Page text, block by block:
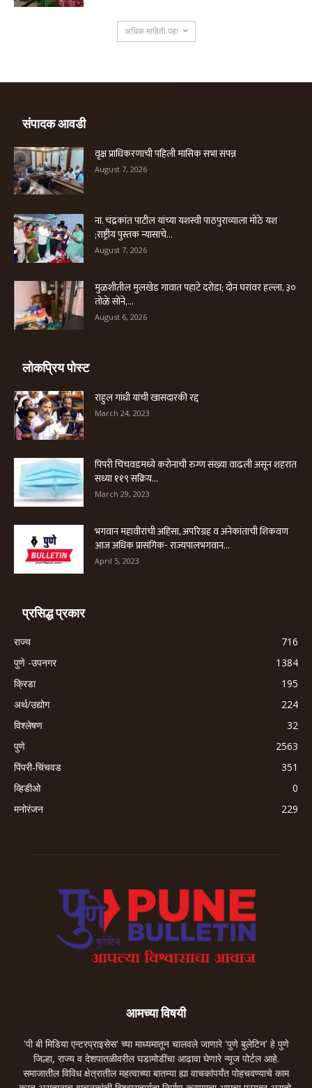
अधिक माहिती पहा
संपादक आवडी
वृक्ष प्राधिकरणाची पहिली मासिक सभा संपन्न
August 7, 2026
ना. चंद्रकांत पाटील यांच्या यशस्वी पाठपुराव्याला मोठे यश
;राष्ट्रीय पुस्तक न्यासाचे...
August 7, 2026
मुळशीतील मुलखेड गावात पहाटे दरोडा; दोन घरांवर हल्ला, ३०
तोळे सोने,...
August 6, 2026
लोकप्रिय पोस्ट
राहुल गांधी यांची खासदारकी रद्द
March 24, 2023
पिंपरी चिंचवडमध्ये करोनाची रुग्ण संख्या वाढली असून शहरात
सध्या ११९ सक्रिय...
March 29, 2023
भगवान महावीरांची अहिंसा, अपरिग्रह व अनेकांताची शिकवण
आज अधिक प्रासंगिक- राज्यपालभगवान...
April 5, 2023
प्रसिद्ध प्रकार
राज्य
716
पुणे -उपनगर
1384
क्रिडा
195
अर्थ/उद्योग
224
विश्लेषण
32
पुणे
2563
पिंपरी-चिंचवड
351
व्हिडीओ
0
मनोरंजन
229
आमच्या विषयी
'पी बी मिडिया एन्टरप्राइसेस' च्या माध्यमातून चालवले जाणारे 'पुणे बुलेटिन' हे पुणे
जिल्हा, राज्य व देशपातळीवरील घडामोडींचा आढावा घेणारे न्यूज पोर्टल आहे.
समाजातील विविध क्षेत्रातील महत्वाच्या बातम्या ह्या वाचकांपर्यंत पोहचवण्याचे काम